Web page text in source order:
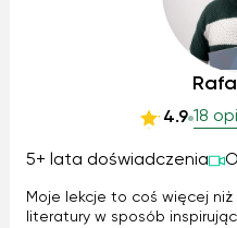
4.9 18
5+ lata doświadczenia
Moje lekcje to coś więcej
literatury w sposób